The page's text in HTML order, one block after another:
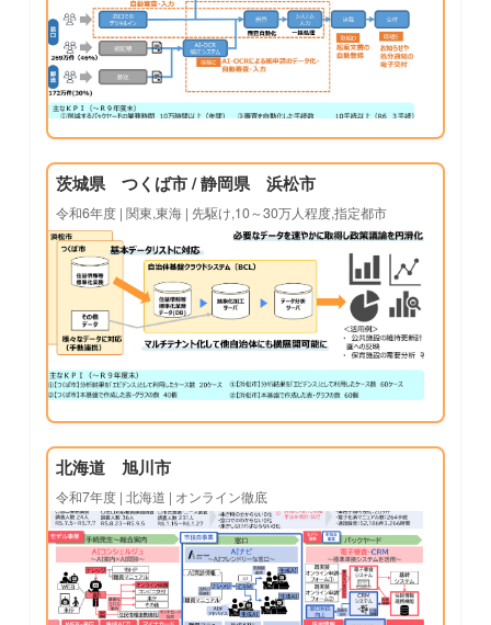
茨城県 つくば市 / 静岡県 浜松市
令和6年度 | 関東,東海 | 先駆け,10～30万人程度,指定都市
北海道 旭川市
令和7年度 | 北海道 | オンライン徹底